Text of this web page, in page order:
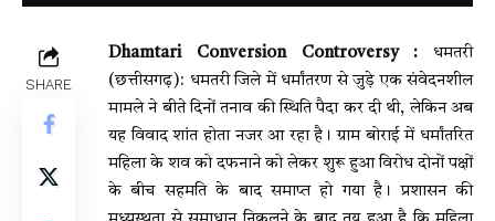
SHARE
Dhamtari Conversion Controversy : धमतरी
(छत्तीसगढ़): धमतरी जिले में धर्मांतरण से जुड़े एक संवेदनशील
मामले ने बीते दिनों तनाव की स्थिति पैदा कर दी थी, लेकिन अब
यह विवाद शांत होता नजर आ रहा है। ग्राम बोराई में धर्मांतरित
महिला के शव को दफनाने को लेकर शुरू हुआ विरोध दोनों पक्षों
के बीच सहमति के बाद समाप्त हो गया है। प्रशासन की